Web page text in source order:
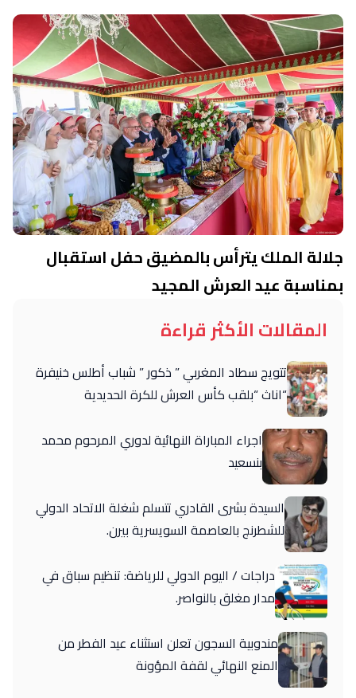
جلالة الملك يترأس بالمضيق حفل استقبال
بمناسبة عيد العرش المجيد
المقالات الأكثر قراءة
تتويج سطاد المغربي ” ذكور ” شباب أطلس خنيفرة
“اناث “بلقب كأس العرش للكرة الحديدية
اجراء المباراة النهائية لدوري المرحوم محمد
بنسعيد
السيدة بشرى القادري تتسلم شغلة الاتحاد الدولي
للشطرنج بالعاصمة السويسرية بيرن.
دراجات / اليوم الدولي للرياضة: تنظيم سباق في
مدار مغلق بالنواصر.
مندوبية السجون تعلن استثناء عيد الفطر من
المنع النهائي لقفة المؤونة